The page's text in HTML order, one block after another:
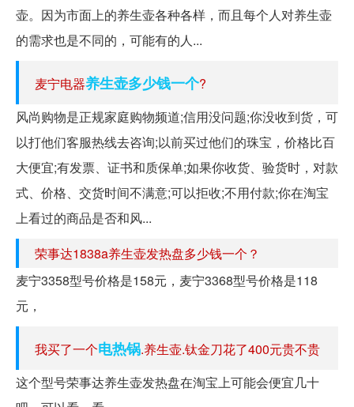
壶。因为市面上的养生壶各种各样，而且每个人对养生壶
的需求也是不同的，可能有的人...
麦宁电器养生壶多少钱一个?
风尚购物是正规家庭购物频道;信用没问题;你没收到货，可
以打他们客服热线去咨询;以前买过他们的珠宝，价格比百
大便宜;有发票、证书和质保单;如果你收货、验货时，对款
式、价格、交货时间不满意;可以拒收;不用付款;你在淘宝
上看过的商品是否和风...
荣事达1838a养生壶发热盘多少钱一个？
麦宁3358型号价格是158元，麦宁3368型号价格是118
元，
我买了一个电热锅.养生壶.钛金刀花了400元贵不贵
这个型号荣事达养生壶发热盘在淘宝上可能会便宜几十